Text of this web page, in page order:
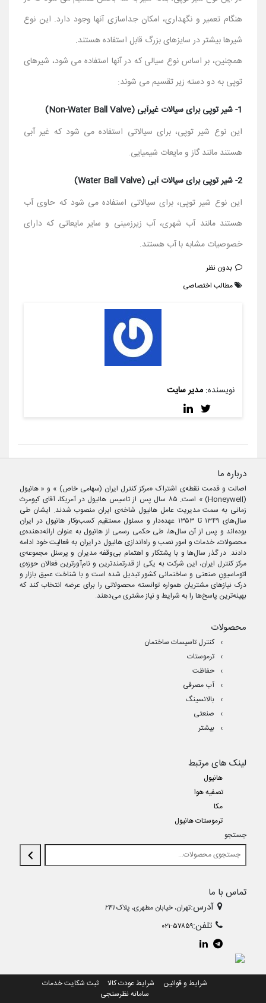
هنگام تعمیر و نگهداری، امکان جداسازی آنها وجود دارد. این نوع
شیرها بیشتر در سایزهای بزرگ قابل استفاده هستند.
همچنین، بر اساس نوع سیالی که در آنها استفاده می ‌شود، شیرهای
توپی به دو دسته زیر تقسیم می ‌شوند:
1- شیر توپی برای سیالات غیرآبی (Non-Water Ball Valve)
این نوع شیر توپی، برای سیالاتی استفاده می ‌شود که غیر آبی
هستند مانند گاز و مایعات شیمیایی.
2- شیر توپی برای سیالات آبی (Water Ball Valve)
این نوع شیر توپی، برای سیالاتی استفاده می ‌شود که حاوی آب
هستند مانند آب شهری، آب زیرزمینی و سایر مایعاتی که دارای
خصوصیات مشابه با آب هستند.
بدون نظر
مطالب اختصاصی
نویسنده: مدیر سایت
درباره ما
اصالت و قدمت نقطه‌ی اشتراک «مرکز کنترل ایران (سهامی خاص) » و « هانیول
(Honeywell) » است. ۸۵ سال پس از تاسیس هانیول در آمریکا، آقای کیومرث
زمانی به سمت مدیریت عامل هانیول شاخه‌ی ایران منصوب شدند. ایشان طی
سال‌های ۱۳۴۹ تا ۱۳۵۳ عهده‌دار و مسئول مستقیم کسب‌وکار هانیول در ایران
بوده‌اند و پس از آن سال‌ها، طی حکمی رسمی از هانیول به عنوان ارائه‌دهنده‌ی
محصولات، خدمات و امور نصب و راه‌اندازی هانیول در ایران به فعالیت خود ادامه
دادند. در گذر سال‌ها و با پشتکار و اهتمام بی‌وقفه مدیران و پرسنل مجموعه‌ی
مرکز کنترل ایران، این شرکت به یکی از قدرتمندترین و نام‌آورترین فعالان حوزه‌ی
اتوماسیونِ صنعتی و ساختمانی کشور تبدیل شده است و با شناخت عمیق بازار و
درک نیازهای مشتریان همواره توانسته محصولاتی را برای عرضه انتخاب کند که
بهینه‌ترین پاسخ‌ها را به شرایط و نیاز مشتری می‌دهند.
محصولات
کنترل تاسیسات ساختمان
ترموستات
حفاظت
آب مصرفی
بالانسینگ
صنعتی
بیشتر
لینک های مرتبط
هانیول
تصفیه هوا
مکا
ترموستات هانیول
جستجو
تماس با ما
آدرس:تهران، خیابان مطهری، پلاک۲۴۱
تلفن:۰۲۱-۵۷۸۵۹
شرایط و قوانین شرایط عودت کالا
ثبت شکایت خدمات
سامانه نظرسنجی